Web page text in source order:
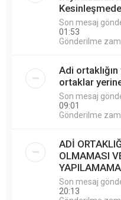
Son mesaj
01:53
Gönderilme
Adi
ortaklar
Son mesaj
09:01
Gönderilme
ADİ
OLMAMASI
Son mesaj
20:13